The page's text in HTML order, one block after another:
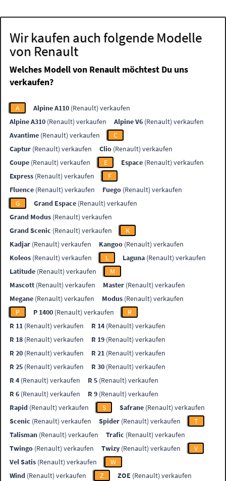
Wir kaufen auch folgende Modelle
von Renault
Welches Modell von Renault möchtest Du uns
verkaufen?
A Alpine A110 (Renault) verkaufen
Alpine A310 (Renault) verkaufen Alpine V6 (Renault) verkaufen
Avantime (Renault) verkaufen
C
Captur (Renault) verkaufen Clio (Renault) verkaufen
Coupe (Renault) verkaufen E Espace (Renault) verkaufen
Express (Renault) verkaufen
F
Fluence (Renault) verkaufen Fuego (Renault) verkaufen
G
Grand Espace (Renault) verkaufen
Grand Modus (Renault) verkaufen
Grand Scenic (Renault) verkaufen
K
Kadjar (Renault) verkaufen Kangoo (Renault) verkaufen
Koleos (Renault) verkaufen L Laguna (Renault) verkaufen
Latitude (Renault) verkaufen
M
Mascott (Renault) verkaufen Master (Renault) verkaufen
Megane (Renault) verkaufen Modus (Renault) verkaufen
P
P 1400 (Renault) verkaufen
R
R 11 (Renault) verkaufen R 14 (Renault) verkaufen
R 18 (Renault) verkaufen R 19 (Renault) verkaufen
R 20 (Renault) verkaufen R 21 (Renault) verkaufen
R 25 (Renault) verkaufen R 30 (Renault) verkaufen
R 4 (Renault) verkaufen R 5 (Renault) verkaufen
R 6 (Renault) verkaufen R 9 (Renault) verkaufen
Rapid (Renault) verkaufen S Safrane (Renault) verkaufen
Scenic (Renault) verkaufen Spider (Renault) verkaufen
T
Talisman (Renault) verkaufen Trafic (Renault) verkaufen
Twingo (Renault) verkaufen Twizy (Renault) verkaufen
V
Vel Satis (Renault) verkaufen
W
Wind (Renault) verkaufen Z ZOE (Renault) verkaufen